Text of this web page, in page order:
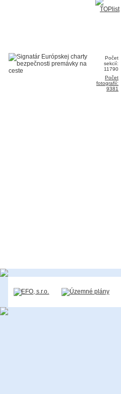
Počet
sekcií:
11790
Počet
fotografií:
9381